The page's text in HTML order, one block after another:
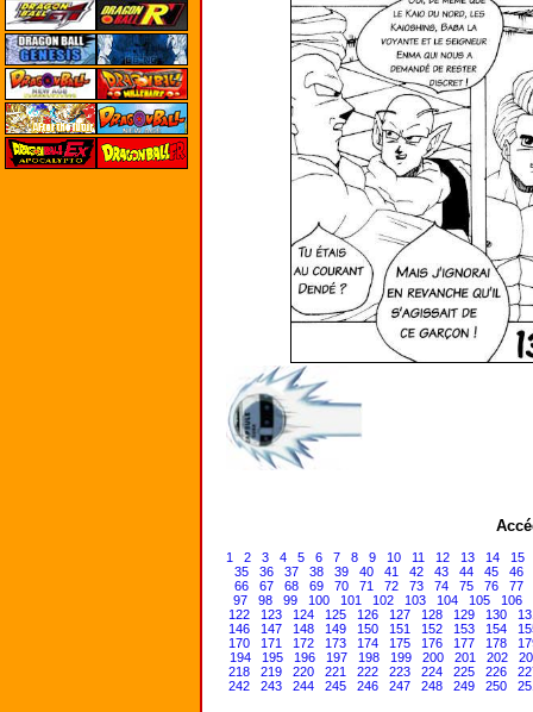
1 2 3 4 5 6 7 8 9 10 11 12 13 14
15
35
36 37 38 39 40 41 42 43 44 45
46
66
67 68 69 70 71 72 73 74 75 76
77
97
98 99 100 101 102 103 104 105
106
122
123 124 125 126 127 128 129 130
146
147 148 149 150 151 152 153 154
170
171 172 173 174 175 176 177 178
194
195 196 197 198 199 200 201 202
218
219 220 221 222 223 224 225 226
242
243 244 245 246 247 248 249 250